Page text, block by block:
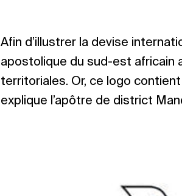
Afin d’illustrer la devise
apostolique du sud-est africain
territoriales. Or, ce logo
explique l’apôtre de district